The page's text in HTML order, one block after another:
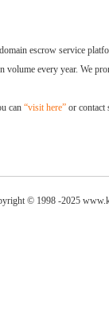
escrow service
every year. We
can “visit here” or contact
© 1998 -2025